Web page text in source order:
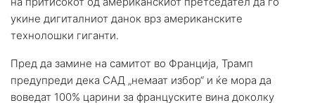
укине дигиталниот данок врз американските
технолошки гиганти.
Пред да замине на самитот во Франција, Трамп
предупреди дека САД „немаат избор“ и ќе мора да
воведат 100% царини за француските вина доколку